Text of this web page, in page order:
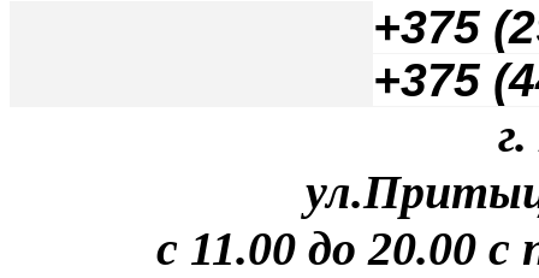
+375
+375
с 11.00 до 20.00 с